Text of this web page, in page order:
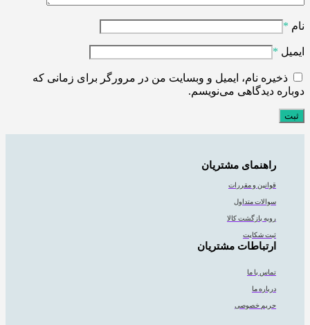
نام *
ایمیل *
ذخیره نام، ایمیل و وبسایت من در مرورگر برای زمانی که
دوباره دیدگاهی می‌نویسم.
راهنمای مشتریان
قوانین و مقررات
سوالات متداول
رویه بازگشت کالا
ثبت شکایت
ارتباطات مشتریان
تماس با ما
درباره ما
حریم خصوصی